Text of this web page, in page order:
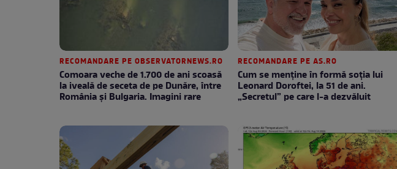
RECOMANDARE PE OBSERVATORNEWS.RO
Comoara veche de 1.700 de ani scoasă
la iveală de seceta de pe Dunăre, între
România şi Bulgaria. Imagini rare
RECOMANDARE PE AS.RO
Cum se menţine în formă soţia lui
Leonard Doroftei, la 51 de ani.
„Secretul” pe care l-a dezvăluit